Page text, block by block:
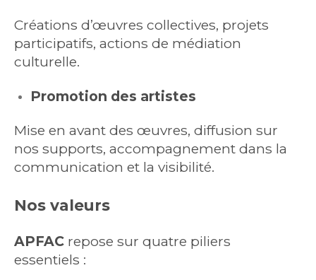
Créations d’œuvres collectives, projets
participatifs, actions de médiation
culturelle.
Promotion des artistes
Mise en avant des œuvres, diffusion sur
nos supports, accompagnement dans la
communication et la visibilité.
Nos valeurs
APFAC repose sur quatre piliers
essentiels :